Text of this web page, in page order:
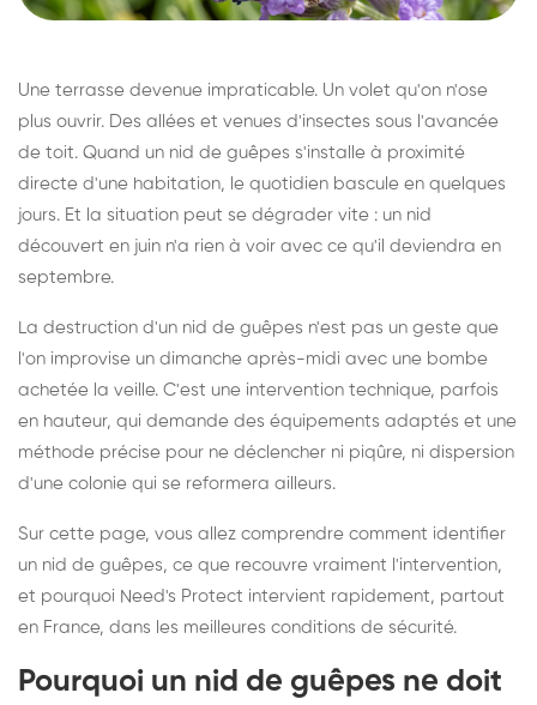
Une terrasse devenue impraticable. Un volet qu'on n'ose
plus ouvrir. Des allées et venues d'insectes sous l'avancée
de toit. Quand un nid de guêpes s'installe à proximité
directe d'une habitation, le quotidien bascule en quelques
jours. Et la situation peut se dégrader vite : un nid
découvert en juin n'a rien à voir avec ce qu'il deviendra en
septembre.
La destruction d'un nid de guêpes n'est pas un geste que
l'on improvise un dimanche après-midi avec une bombe
achetée la veille. C'est une intervention technique, parfois
en hauteur, qui demande des équipements adaptés et une
méthode précise pour ne déclencher ni piqûre, ni dispersion
d'une colonie qui se reformera ailleurs.
Sur cette page, vous allez comprendre comment identifier
un nid de guêpes, ce que recouvre vraiment l'intervention,
et pourquoi Need's Protect intervient rapidement, partout
en France, dans les meilleures conditions de sécurité.
Pourquoi un nid de guêpes ne doit